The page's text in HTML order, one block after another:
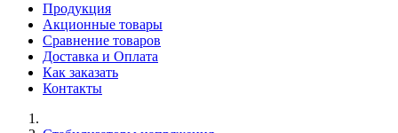
Продукция
Акционные товары
Сравнение товаров
Доставка и Оплата
Как заказать
Контакты